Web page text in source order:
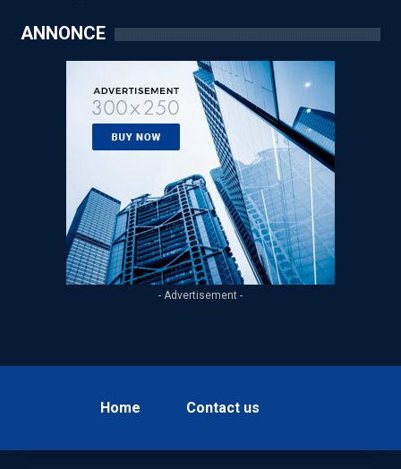
ANNONCE
- Advertisement -
Home Contact us